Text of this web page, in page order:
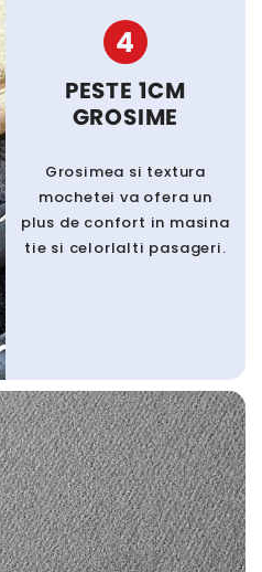
4
PESTE 1CM
GROSIME
Grosimea si textura
mochetei va ofera un
plus de confort in masina
tie si celorlalti pasageri.